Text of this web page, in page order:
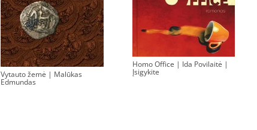
Vytauto žemė | Malūkas
Edmundas
Homo Office | Ida Povilaitė |
Įsigykite